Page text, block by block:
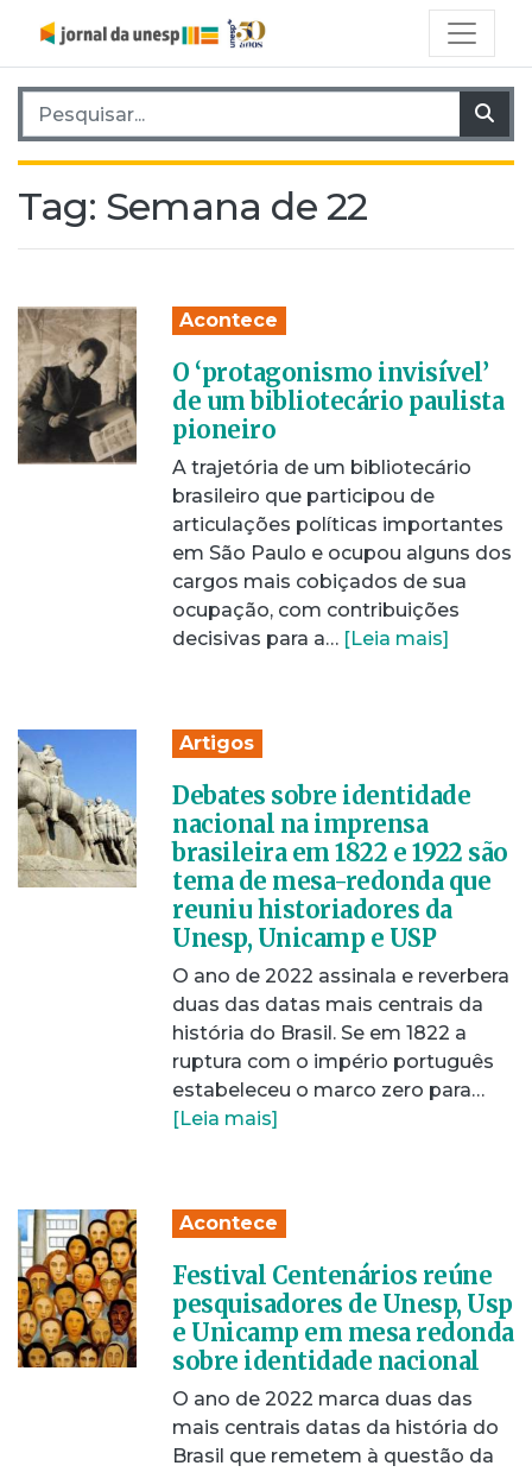
Pesquisar por:
Tag: Semana de 22
Acontece
O ‘protagonismo invisível’
de um bibliotecário paulista
pioneiro
A trajetória de um bibliotecário
brasileiro que participou de
articulações políticas importantes
em São Paulo e ocupou alguns dos
cargos mais cobiçados de sua
ocupação, com contribuições
decisivas para a… [Leia mais]
Artigos
Debates sobre identidade
nacional na imprensa
brasileira em 1822 e 1922 são
tema de mesa-redonda que
reuniu historiadores da
Unesp, Unicamp e USP
O ano de 2022 assinala e reverbera
duas das datas mais centrais da
história do Brasil. Se em 1822 a
ruptura com o império português
estabeleceu o marco zero para…
[Leia mais]
Acontece
Festival Centenários reúne
pesquisadores de Unesp, Usp
e Unicamp em mesa redonda
sobre identidade nacional
O ano de 2022 marca duas das
mais centrais datas da história do
Brasil que remetem à questão da